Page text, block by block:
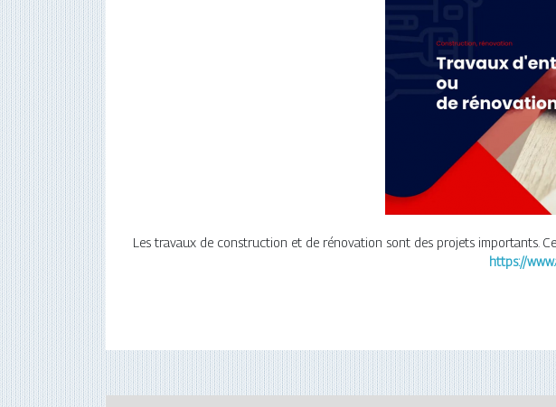
Les travaux de construction et de rénovation sont des projets importants.
https://